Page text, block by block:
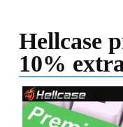
Hellcase
10%